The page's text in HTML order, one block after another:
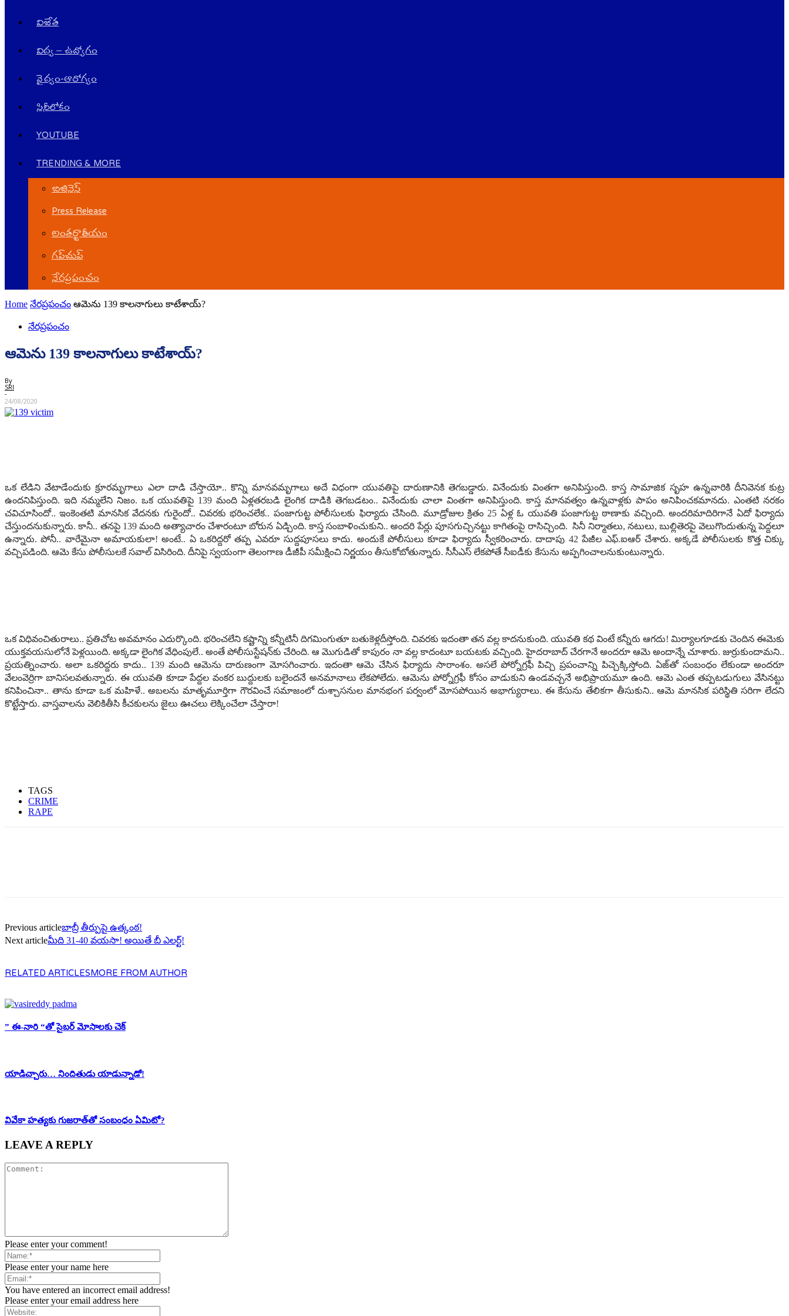
విజేత
విద్య – ఉద్యోగం
వైద్యం-ఆరోగ్యం
సినీలోకం
YOUTUBE
TRENDING & MORE
బిజినెస్
Press Release
అంతర్జాతీయం
గ‌ప్‌చుప్
నేర‌ప్ర‌పంచం
Home నేర‌ప్ర‌పంచం ఆమెను 139 కాల‌నాగులు కాటేశాయ్‌?
నేర‌ప్ర‌పంచం
ఆమెను 139 కాల‌నాగులు కాటేశాయ్‌?
By
SRI
-
24/08/2020
ఒక లేడిని వేటాడేందుకు క్రూర‌మృగాలు ఎలా దాడి చేస్తాయో.. కొన్ని మాన‌వ‌మృగాలు అదే విధంగా యువ‌తిపై దారుణానికి తెగ‌బ‌డ్డారు. వినేందుకు వింత‌గా అనిపిస్తుంది. కాస్త సామాజిక సృహ ఉన్న‌వారికి దీనివెన‌క కుట్ర
ఉంద‌నిపిస్తుంది. ఇది న‌మ్మ‌లేని నిజం. ఒక యువ‌తిపై 139 మంది ఏళ్ల‌త‌ర‌బ‌డి లైంగిక దాడికి తెగ‌బ‌డ‌టం.. వినేందుకు చాలా వింత‌గా అనిపిస్తుంది. కాస్త మాన‌వ‌త్వం ఉన్న‌వాళ్ల‌కు పాపం అనిపించ‌క‌మాన‌దు. ఎంత‌టి న‌ర‌కం
చ‌విచూసిందో.. ఇంకెంత‌టి మాన‌సిక వేద‌న‌కు గురైందో.. చివ‌ర‌కు భ‌రించ‌లేక‌.. పంజాగుట్ట పోలీసుల‌కు ఫిర్యాదు చేసింది. మూడ్రోజుల క్రితం 25 ఏళ్ల ఓ యువ‌తి పంజాగుట్ట ఠాణాకు వ‌చ్చింది. అంద‌రిమాదిరిగానే ఏదో ఫిర్యాదు
చేస్తుంద‌నుకున్నారు. కానీ.. త‌న‌పై 139 మంది అత్యాచారం చేశారంటూ బోరున ఏడ్చింది. కాస్త సంబాళించుకుని.. అంద‌రి పేర్లు పూస‌గుచ్చిన‌ట్టు కాగితంపై రాసిచ్చింది. సినీ నిర్మాత‌లు, న‌టులు, బుల్లితెర‌పై వెలుగొందుతున్న పెద్ద‌లూ
ఉన్నారు. పోనీ.. వారేమైనా అమాయ‌కులా! అంటే.. ఏ ఒక‌రిద్ద‌రో త‌ప్ప ఎవ‌రూ సుద్ద‌పూస‌లు కాదు. అందుకే పోలీసులు కూడా ఫిర్యాదు స్వీక‌రించారు. దాదాపు 42 పేజీల ఎఫ్‌.ఐఆర్ చేశారు. అక్క‌డే పోలీసుల‌కు కొత్త చిక్కు
వ‌చ్చిప‌డింది. ఆమె కేసు పోలీసుల‌కే స‌వాల్ విసిరింది. దీనిపై స్వ‌యంగా తెలంగాణ డీజీపీ స‌మీక్షించి నిర్ణ‌యం తీసుకోబోతున్నారు. సీసీఎస్ లేక‌పోతే సీఐడీకు కేసును అప్ప‌గించాల‌నుకుంటున్నారు.
ఒక విధివంచితురాలు.. ప్ర‌తిచోట అవ‌మానం ఎదుర్కొంది. భ‌రించ‌లేని క‌ష్టాన్ని క‌న్నీటినీ దిగ‌మింగుతూ బ‌తుకెళ్ల‌దీస్తోంది. చివ‌ర‌కు ఇదంతా త‌న వ‌ల్ల కాద‌నుకుంది. యువ‌తి క‌థ వింటే క‌న్నీరు ఆగ‌దు! మిర్యాల‌గూడ‌కు చెందిన ఈమెకు
యుక్త‌వ‌య‌సులోనే పెళ్ల‌యింది. అక్క‌డా లైంగిక వేధింపులే.. అంతే పోలీసుస్టేష‌న్‌కు చేరింది. ఆ మొగుడితో కాపురం నా వ‌ల్ల కాదంటూ బ‌య‌ట‌కు వ‌చ్చింది. హైద‌రాబాద్ చేర‌గానే అంద‌రూ ఆమె అందాన్నే చూశారు. జుర్రుకుందామ‌ని..
ప్ర‌య‌త్నించారు. అలా ఒక‌రిద్ద‌రు కాదు.. 139 మంది ఆమెను దారుణంగా మోస‌గించారు. ఇదంతా ఆమె చేసిన ఫిర్యాదు సారాంశం. అస‌లే పోర్నోగ్ర‌ఫీ పిచ్చి ప్రపంచాన్ని పిచ్చెక్కిస్తోంది. ఏజ్‌తో సంబంధం లేకుండా అంద‌రూ
వేలంవెర్రిగా బానిస‌ల‌వ‌తున్నారు. ఈ యువ‌తి కూడా పేద్ద‌ల వంక‌ర బుద్దుల‌కు బ‌లైంద‌నే అన‌మానాలు లేక‌పోలేదు. ఆమెను పోర్నోగ్ర‌ఫీ కోసం వాడుకుని ఉండ‌వ‌చ్చ‌నే అభిప్రాయ‌మూ ఉంది. ఆమె ఎంత త‌ప్ప‌ట‌డుగులు వేసిన‌ట్టు
క‌నిపించినా.. తాను కూడా ఒక మ‌హిళే.. అబ‌ల‌ను మాతృమూర్తిగా గౌర‌వించే స‌మాజంలో దుశ్చాస‌నుల మాన‌భంగ ప‌ర్వంలో మోస‌పోయిన అభాగ్యురాలు. ఈ కేసును తేలిక‌గా తీసుకుని.. ఆమె మాన‌సిక ప‌రిస్థితి స‌రిగా లేద‌ని
కొట్టేస్తారు. వాస్త‌వాల‌ను వెలికితీసి కీచ‌కుల‌ను జైలు ఊచ‌లు లెక్కించేలా చేస్తారా!
TAGS
CRIME
RAPE
Previous articleబాబ్రీ తీర్పుపై ఉత్కంఠ‌!
Next articleమీది 31-40 వ‌య‌సా! అయితే బీ ఎల‌ర్ట్‌!
RELATED ARTICLESMORE FROM AUTHOR
” ఈ-నారి “తో సైబర్ మోసాలకు చెక్
యాడిచ్చారు… నిందితుడు యాడున్నాడో!
వివేకా హ‌త్య‌కు గుజ‌రాత్‌తో సంబంధం ఏమిటో?
LEAVE A REPLY
Please enter your comment!
Please enter your name here
You have entered an incorrect email address!
Please enter your email address here